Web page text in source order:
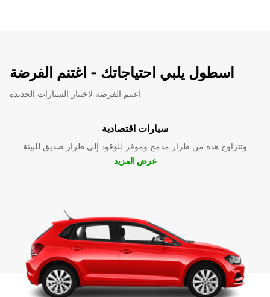
اسطول يلبي احتياجاتك - اغتنم الفرضة
اغتنم الفرصة لاختبار السيارات الجديدة
سيارات اقتصادية
وتتراوح هذه من طراز مدمج وموفر للوقود إلى طراز صديق للبيئة
عرض المزيد